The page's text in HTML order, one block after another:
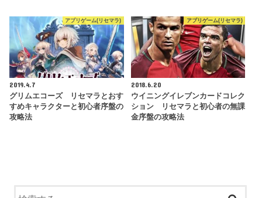
アプリゲーム(リセマラ)
2019.4.7
グリムエコーズ リセマラとおす
すめキャラクターと初心者序盤の
攻略法
アプリゲーム(リセマラ)
2018.6.20
ウイニングイレブンカードコレク
ション リセマラと初心者の無課
金序盤の攻略法